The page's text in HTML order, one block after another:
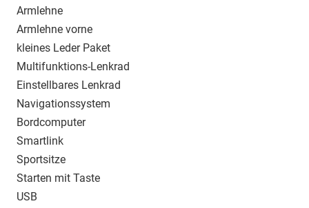
Armlehne
Armlehne vorne
kleines Leder Paket
Multifunktions-Lenkrad
Einstellbares Lenkrad
Navigationssystem
Bordcomputer
Smartlink
Sportsitze
Starten mit Taste
USB